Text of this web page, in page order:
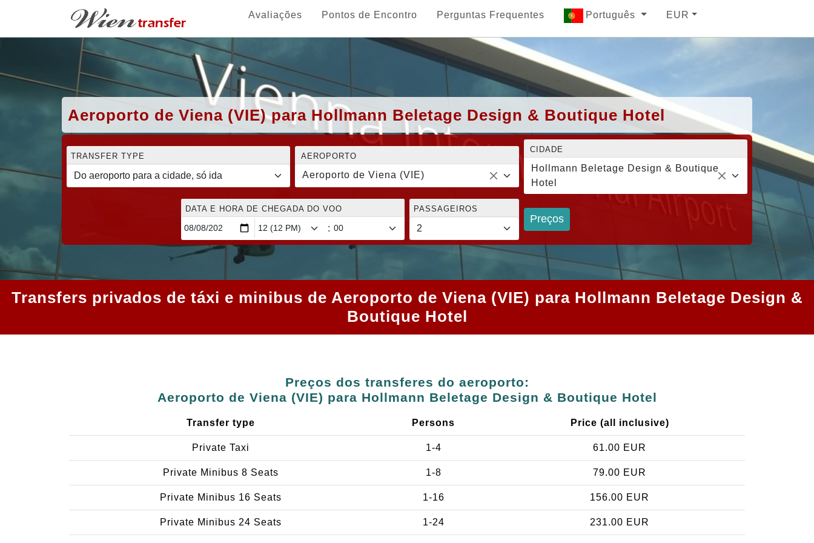
Avaliações Pontos de Encontro Perguntas Frequentes Português EUR
Aeroporto de Viena (VIE) para Hollmann Beletage Design & Boutique Hotel
TRANSFER TYPE AEROPORTO
Aeroporto de Viena (VIE)
CIDADE
Hollmann Beletage Design & Boutique
Hotel
DATA E HORA DE CHEGADA DO VOO
:
PASSAGEIROS
Preços
Transfers privados de táxi e minibus de Aeroporto de Viena (VIE) para Hollmann Beletage Design &
Boutique Hotel
Preços dos transferes do aeroporto:
Aeroporto de Viena (VIE) para Hollmann Beletage Design & Boutique Hotel
Transfer type Persons Price (all inclusive)
Private Taxi 1-4 61.00 EUR
Private Minibus 8 Seats 1-8 79.00 EUR
Private Minibus 16 Seats 1-16 156.00 EUR
Private Minibus 24 Seats 1-24 231.00 EUR